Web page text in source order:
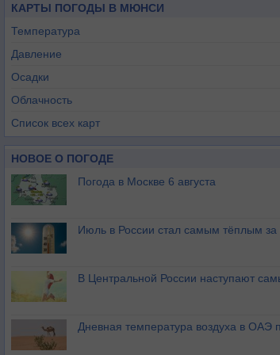
КАРТЫ ПОГОДЫ В МЮНСИ
Температура
Давление
Осадки
Облачность
Список всех карт
НОВОЕ О ПОГОДЕ
Погода в Москве 6 августа
Июль в России стал самым тёплым за
В Центральной России наступают
Дневная температура воздуха в ОАЭ